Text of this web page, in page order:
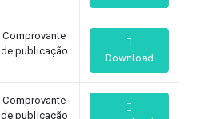
Comprovante
de publicação
Download
Comprovante
de publicação